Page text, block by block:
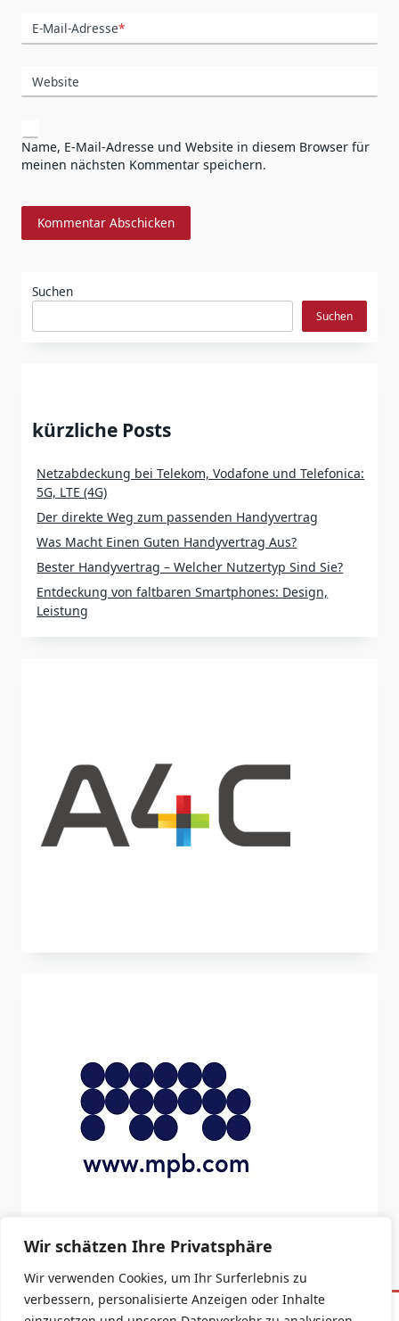
Wir schätzen Ihre Privatsphäre
Wir verwenden Cookies, um Ihr Surferlebnis zu
verbessern, personalisierte Anzeigen oder Inhalte
E-Mail-Adresse*
Website
Name, E-Mail-Adresse und Website in diesem Browser für
meinen nächsten Kommentar speichern.
Suchen
Suchen
kürzliche Posts
Netzabdeckung bei Telekom, Vodafone und Telefonica:
5G, LTE (4G)
Der direkte Weg zum passenden Handyvertrag
Was Macht Einen Guten Handyvertrag Aus?
Bester Handyvertrag – Welcher Nutzertyp Sind Sie?
Entdeckung von faltbaren Smartphones: Design,
Leistung